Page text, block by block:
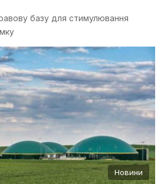
базу для стимулювання
Новини